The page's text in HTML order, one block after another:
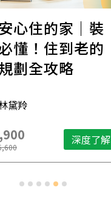
心住的家｜裝
懂！住到老的
劃全攻略
黛羚
深度了解